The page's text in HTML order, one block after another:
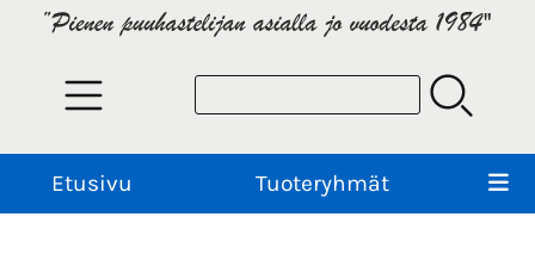
Etusivu Tuoteryhmät